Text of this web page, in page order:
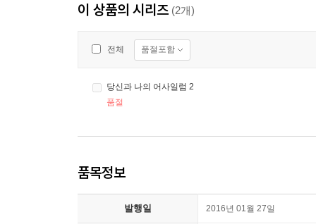
이 상품의 시리즈 (2개)
전체 품절포함
당신과 나의 어사일럼 2
품절
품목정보
발행일 2016년 01월 27일